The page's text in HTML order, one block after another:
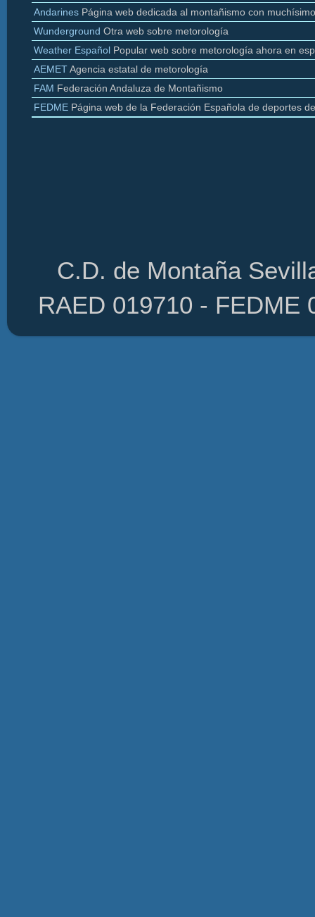
Andarines Página web dedicada al montañismo con
Wunderground Otra web sobre metorología
Weather Español Popular web sobre metorología ahora en
AEMETAgencia estatal de metorología
FAM Federación Andaluza de Montañismo
FEDME Página web de la Federación Española de deportes
C.D. de Montaña
RAED 019710 -